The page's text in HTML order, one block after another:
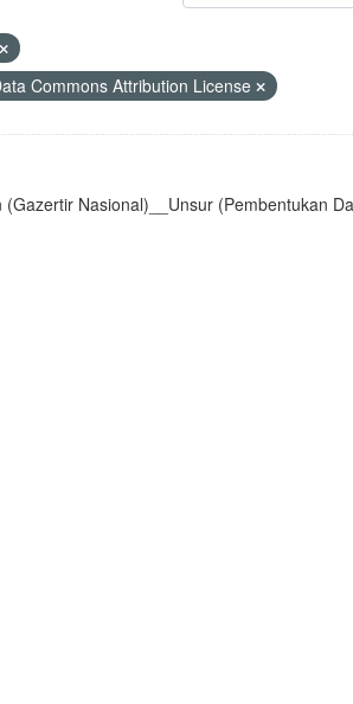
Commons Attribution License
Nasional)__Unsur (Pembentukan